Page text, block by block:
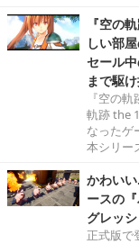
『空の
しい部
セール
まで駆
『空の
軌跡 the
なったゲ
本シリー
かわい
ースの
グレッ
正式版で